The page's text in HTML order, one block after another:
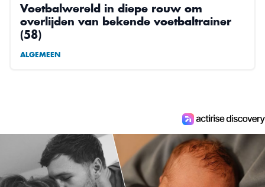
Voetbalwereld in diepe rouw om
overlijden van bekende voetbaltrainer
(58)
ALGEMEEN